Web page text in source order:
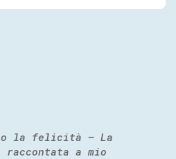
la felicità – La
raccontata a mio